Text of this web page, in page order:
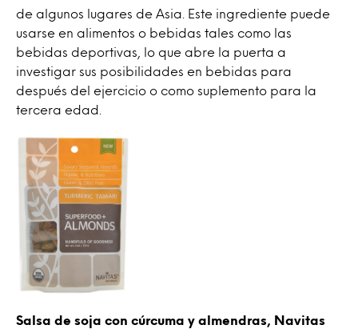
de algunos lugares de Asia. Este ingrediente puede
usarse en alimentos o bebidas tales como las
bebidas deportivas, lo que abre la puerta a
investigar sus posibilidades en bebidas para
después del ejercicio o como suplemento para la
tercera edad.
Salsa de soja con cúrcuma y almendras, Navitas